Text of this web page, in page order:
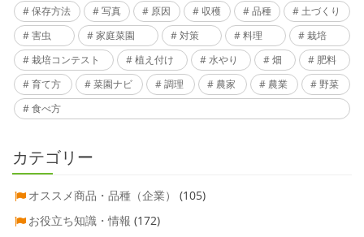
保存方法
写真 原因 収穫 品種
土づくり
害虫
家庭菜園 対策 料理
栽培
栽培コンテスト
植え付け 水やり 畑
肥料
育て方
菜園ナビ 調理 農家 農業
野菜
食べ方
カテゴリー
オススメ商品・品種（企業）
(105)
お役立ち知識・情報 (172)